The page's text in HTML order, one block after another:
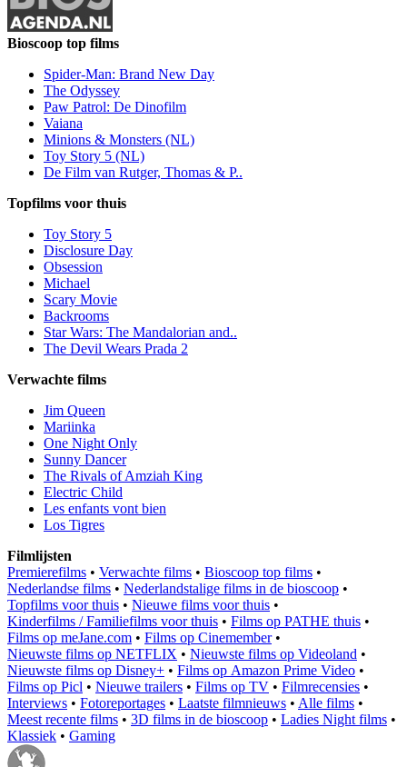
Bioscoop top films
Spider-Man: Brand New Day
The Odyssey
Paw Patrol: De Dinofilm
Vaiana
Minions & Monsters (NL)
Toy Story 5 (NL)
De Film van Rutger, Thomas & P..
Topfilms voor thuis
Toy Story 5
Disclosure Day
Obsession
Michael
Scary Movie
Backrooms
Star Wars: The Mandalorian and..
The Devil Wears Prada 2
Verwachte films
Jim Queen
Mariinka
One Night Only
Sunny Dancer
The Rivals of Amziah King
Electric Child
Les enfants vont bien
Los Tigres
Filmlijsten
Premierefilms • Verwachte films • Bioscoop top films •
Nederlandse films • Nederlandstalige films in de bioscoop •
Topfilms voor thuis • Nieuwe films voor thuis •
Kinderfilms / Familiefilms voor thuis • Films op PATHE thuis •
Films op meJane.com • Films op Cinemember•
Nieuwste films op NETFLIX • Nieuwste films op Videoland •
Nieuwste films op Disney+ • Films op Amazon Prime Video •
Films op Picl • Nieuwe trailers • Films op TV • Filmrecensies •
Interviews • Fotoreportages • Laatste filmnieuws • Alle films •
Meest recente films • 3D films in de bioscoop • Ladies Night films •
Klassiek • Gaming